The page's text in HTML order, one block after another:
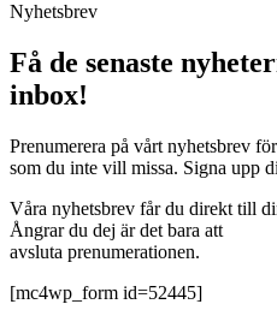
Nyhetsbrev
Få de senaste
inbox!
Prenumerera på vårt nyhetsbrev
som du inte vill missa. Signa upp
Våra nyhetsbrev får du direkt till
Ångrar du dej är det bara att
avsluta prenumerationen.
[mc4wp_form id=52445]